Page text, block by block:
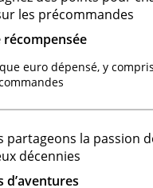
récompensée
euro dépensé, y
d’aventures